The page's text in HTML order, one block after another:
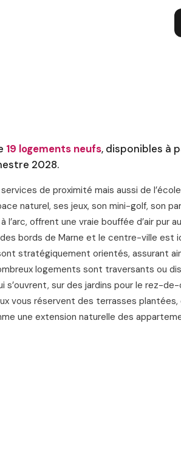
19 logements neufs, disponibles à
2028.
de proximité mais aussi de
naturel, ses jeux, son mini-golf, son
offrent une vraie bouffée d’air pur
bords de Marne et le centre-ville est
stratégiquement orientés, assurant
logements sont traversants ou
sur des jardins pour le rez-
vous réservent des terrasses
une extension naturelle des